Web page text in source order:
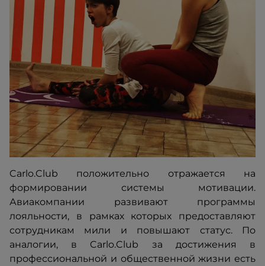
Carlo.Club положительно отражается на
формировании системы мотивации.
Авиакомпании развивают программы
лояльности, в рамках которых предоставляют
сотрудникам мили и повышают статус. По
аналогии, в Carlo.Club за достижения в
профессиональной и общественной жизни есть